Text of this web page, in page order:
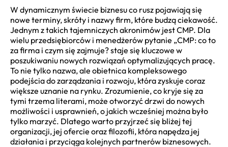
W dynamicznym świecie biznesu co rusz pojawiają się
nowe terminy, skróty i nazwy firm, które budzą ciekawość.
Jednym z takich tajemniczych akronimów jest CMP. Dla
wielu przedsiębiorców i menedżerów pytanie „CMP: co to
za firma i czym się zajmuje? staje się kluczowe w
poszukiwaniu nowych rozwiązań optymalizujących pracę.
To nie tylko nazwa, ale obietnica kompleksowego
podejścia do zarządzania i rozwoju, która zyskuje coraz
większe uznanie na rynku. Zrozumienie, co kryje się za
tymi trzema literami, może otworzyć drzwi do nowych
możliwości i usprawnień, o jakich wcześniej można było
tylko marzyć. Dlatego warto przyjrzeć się bliżej tej
organizacji, jej ofercie oraz filozofii, która napędza jej
działania i przyciąga kolejnych partnerów biznesowych.